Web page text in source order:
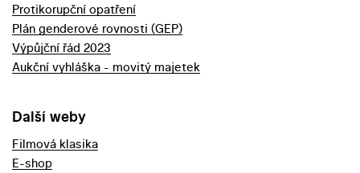
Protikorupční opatření
Plán genderové rovnosti (GEP)
Výpůjční řád 2023
Aukční vyhláška - movitý majetek
Další weby
Filmová klasika
E-shop